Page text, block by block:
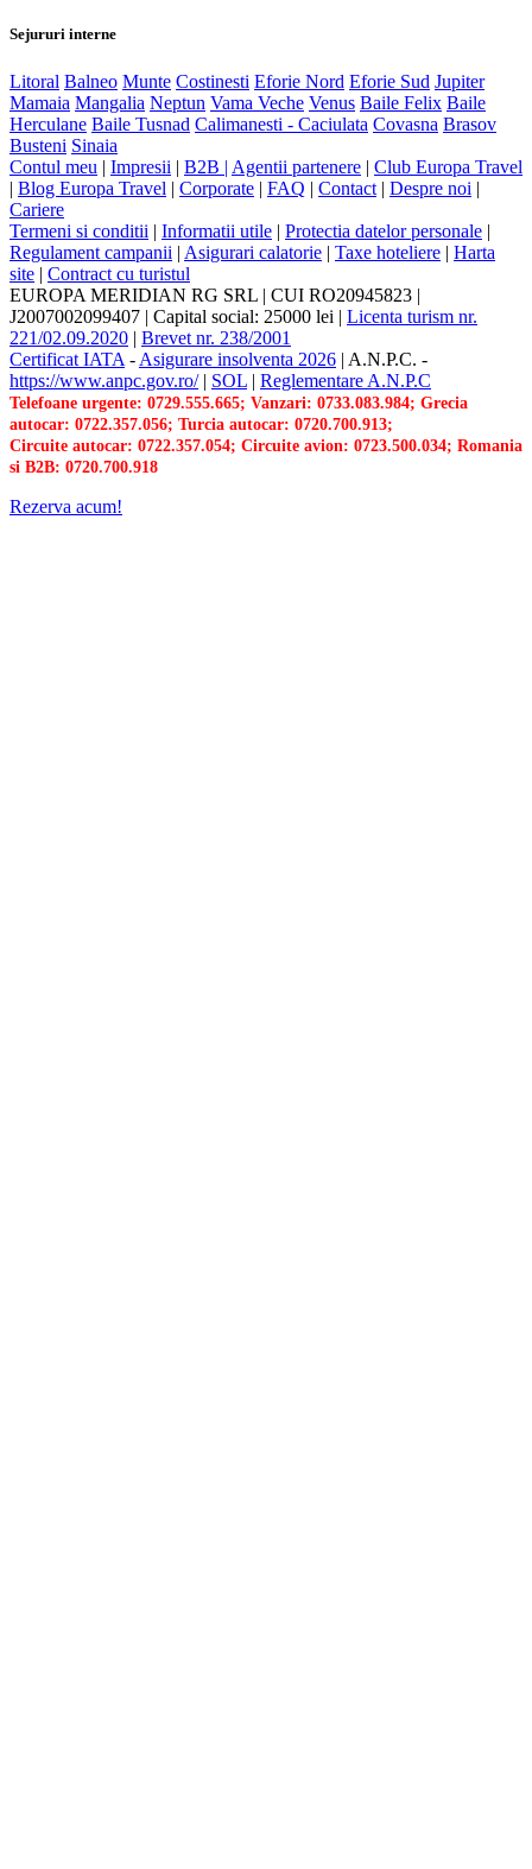
Sejururi interne
Litoral Balneo Munte Costinesti Eforie Nord Eforie Sud Jupiter
Mamaia Mangalia Neptun Vama Veche Venus Baile Felix Baile
Herculane Baile Tusnad Calimanesti - Caciulata Covasna Brasov
Busteni Sinaia
Contul meu | Impresii | B2B | Agentii partenere | Club Europa Travel
| Blog Europa Travel | Corporate | FAQ | Contact | Despre noi |
Cariere
Termeni si conditii | Informatii utile | Protectia datelor personale |
Regulament campanii | Asigurari calatorie | Taxe hoteliere | Harta
site | Contract cu turistul
EUROPA MERIDIAN RG SRL | CUI RO20945823 |
J2007002099407 | Capital social: 25000 lei | Licenta turism nr.
221/02.09.2020 | Brevet nr. 238/2001
Certificat IATA - Asigurare insolventa 2026 | A.N.P.C. -
https://www.anpc.gov.ro/| SOL | Reglementare A.N.P.C
Telefoane urgente: 0729.555.665; Vanzari: 0733.083.984; Grecia
autocar: 0722.357.056; Turcia autocar: 0720.700.913;
Circuite autocar: 0722.357.054; Circuite avion: 0723.500.034; Romania
si B2B: 0720.700.918
Rezerva acum!